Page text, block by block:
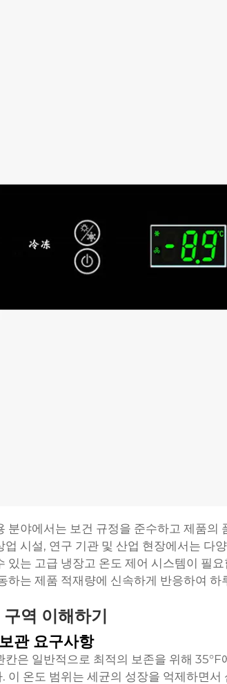
분야에서는 보건 규정을 준수하고 제품의
업 시설, 연구 기관 및 산업 현장에서는 다
있는 고급 냉장고 온도 제어 시스템이 필
하는 제품 적재량에 신속하게 반응하여
역 이해하기
관 요구사항
칸은 일반적으로 최적의 보존을 위해 35°F
이 온도 범위는 세균의 성장을 억제하면